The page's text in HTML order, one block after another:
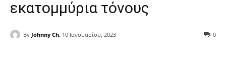
εκατομμύρια τόνους
By Johnny Ch. 10 Ιανουαρίου, 2023 0